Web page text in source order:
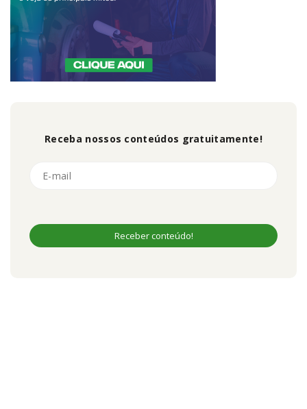
Receba nossos conteúdos gratuitamente!